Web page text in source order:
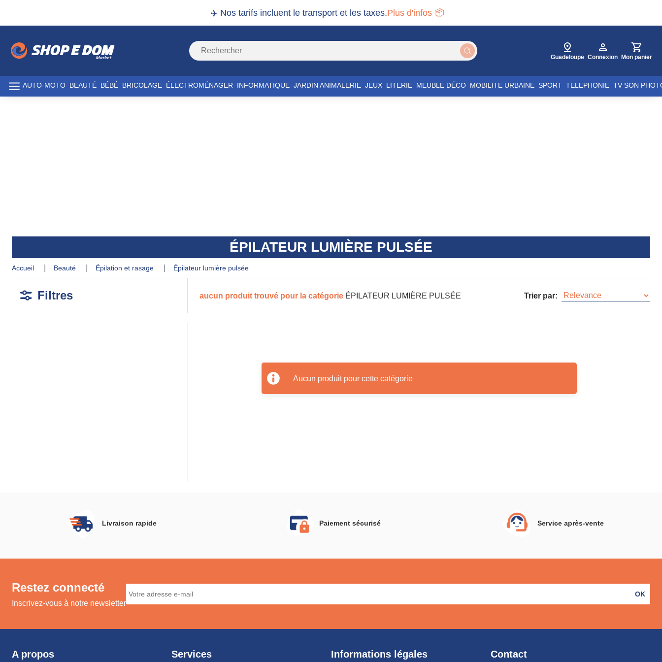
✈️ Nos tarifs incluent le transport et les taxes.Plus d'infos 📦
Guadeloupe Connexion Mon panier
AUTO-MOTO BEAUTÉ BÉBÉ BRICOLAGE ÉLECTROMÉNAGER INFORMATIQUE JARDIN ANIMALERIE JEUX LITERIE MEUBLE DÉCO MOBILITE URBAINE SPORT TELEPHONIE TV SON
ÉPILATEUR LUMIÈRE PULSÉE
accueil beauté épilation et rasage épilateur lumière pulsée
Filtres aucun produit trouvé pour la catégorie ÉPILATEUR LUMIÈRE PULSÉE Trier par:
Aucun produit pour cette catégorie
Livraison rapide Paiement sécurisé Service après-vente
Restez connecté
Inscrivez-vous à notre newsletter
OK
A propos Services Informations légales Contact